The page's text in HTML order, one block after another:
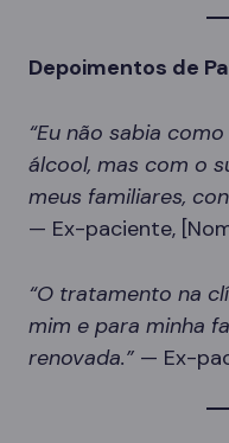
Depoimentos de
“Eu não sabia
álcool, mas com o
meus familiares,
— Ex-paciente,
“O tratamento na
mim e para minha
renovada.” — Ex-